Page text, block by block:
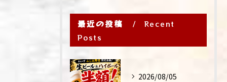
最近の投稿
Recent
Posts
2026/08/05